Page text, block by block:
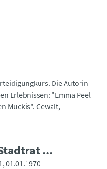
Die Autorin
Erlebnissen: "Emma Peel
Muckis". Gewalt,
...
01.01.1970